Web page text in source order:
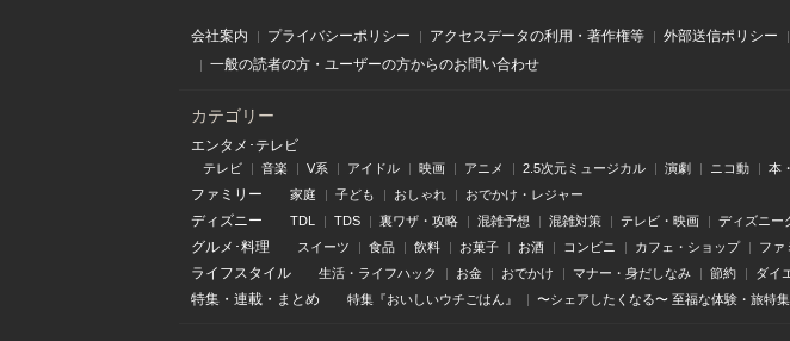
会社案内 プライバシーポリシー アクセスデータの利用・著作権等 外部送信ポリシー
一般の読者の方・ユーザーの方からのお問い合わせ
カテゴリー
エンタメ･テレビ
テレビ 音楽 V系 アイドル 映画 アニメ 2.5次元ミュージカル 演劇 ニコ動 本
ファミリー 家庭 子ども おしゃれ おでかけ・レジャー
ディズニー TDL TDS 裏ワザ・攻略 混雑予想 混雑対策 テレビ・映画 ディズニー
グルメ･料理 スイーツ 食品 飲料 お菓子 お酒 コンビニ カフェ・ショップ ファ
ライフスタイル 生活・ライフハック お金 おでかけ マナー・身だしなみ 節約 ダイ
特集 ・ 連載 ・ まとめ 特集『おいしいウチごはん』 〜シェアしたくなる〜 至福な体験・旅特集